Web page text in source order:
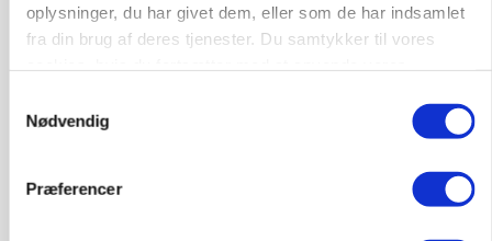
oplysninger, du har givet dem, eller som de har indsamlet
fra din brug af deres tjenester. Du samtykker til vores
Nødvendig
Præferencer